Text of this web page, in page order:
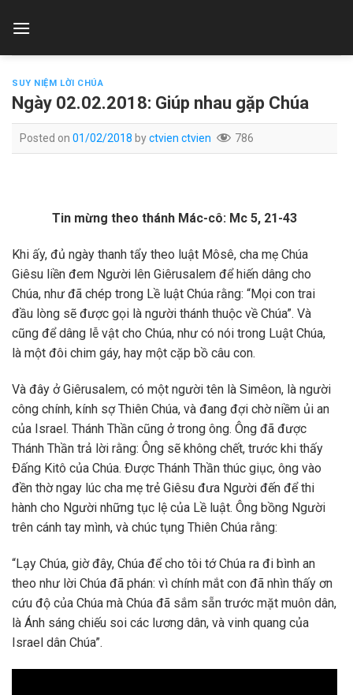
SUY NIỆM LỜI CHÚA
Ngày 02.02.2018: Giúp nhau gặp Chúa
Posted on 01/02/2018 byctvien ctvien 786
Tin mừng theo thánh Mác-cô: Mc 5, 21-43
Khi ấy, đủ ngày thanh tẩy theo luật Môsê, cha mẹ Chúa
Giêsu liền đem Người lên Giêrusalem để hiến dâng cho
Chúa, như đã chép trong Lề luật Chúa rằng: “Mọi con trai
đầu lòng sẽ được gọi là người thánh thuộc về Chúa”. Và
cũng để dâng lễ vật cho Chúa, như có nói trong Luật Chúa,
là một đôi chim gáy, hay một cặp bồ câu con.
Và đây ở Giêrusalem, có một người tên là Simêon, là người
công chính, kính sợ Thiên Chúa, và đang đợi chờ niềm ủi an
của Israel. Thánh Thần cũng ở trong ông. Ông đã được
Thánh Thần trả lời rằng: Ông sẽ không chết, trước khi thấy
Ðấng Kitô của Chúa. Ðược Thánh Thần thúc giục, ông vào
đền thờ ngay lúc cha mẹ trẻ Giêsu đưa Người đến để thi
hành cho Người những tục lệ của Lề luật. Ông bồng Người
trên cánh tay mình, và chúc tụng Thiên Chúa rằng:
“Lạy Chúa, giờ đây, Chúa để cho tôi tớ Chúa ra đi bình an
theo như lời Chúa đã phán: vì chính mắt con đã nhìn thấy ơn
cứu độ của Chúa mà Chúa đã sắm sẵn trước mặt muôn dân,
là Ánh sáng chiếu soi các lương dân, và vinh quang của
Israel dân Chúa”.